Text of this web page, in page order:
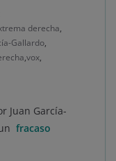
derecha,
Gallardo,
,vox,
Juan García-
fracaso